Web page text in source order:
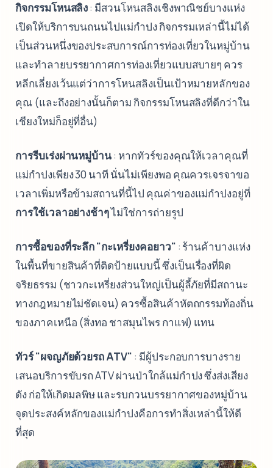
กิจกรรมโหนสลิง: มีสวนโหนสลิงเชิงพาณิชย์บางแห่ง
เปิดให้บริการบนถนนไปแม่กำปง กิจกรรมเหล่านี้ไม่ได้
เป็นส่วนหนึ่งของประสบการณ์การท่องเที่ยวในหมู่บ้าน
และทำลายบรรยากาศการท่องเที่ยวแบบสบายๆ ควร
หลีกเลี่ยงเว้นแต่ว่าการโหนสลิงเป็นเป้าหมายหลักของ
คุณ (และถึงอย่างนั้นก็ตาม กิจกรรมโหนสลิงที่ดีกว่าใน
เชียงใหม่ก็อยู่ที่อื่น)
การรีบเร่งผ่านหมู่บ้าน: หากทัวร์ของคุณให้เวลาคุณที่
แม่กำปงเพียง 30 นาที นั่นไม่เพียงพอ คุณควรเจรจาขอ
เวลาเพิ่มหรือข้ามสถานที่นี้ไป คุณค่าของแม่กำปงอยู่ที่
การใช้เวลาอย่างช้าๆไม่ใช่การถ่ายรูป
การซื้อของที่ระลึก "กะเหรี่ยงคอยาว" : ร้านค้าบางแห่ง
ในพื้นที่ขายสินค้าที่ติดป้ายแบบนี้ ซึ่งเป็นเรื่องที่ผิด
จริยธรรม (ชาวกะเหรี่ยงส่วนใหญ่เป็นผู้ลี้ภัยที่มีสถานะ
ทางกฎหมายไม่ชัดเจน) ควรซื้อสินค้าหัตถกรรมท้องถิ่น
ของภาคเหนือ (สิ่งทอ ชาสมุนไพร กาแฟ) แทน
ทัวร์ "ผจญภัยด้วยรถ ATV" : มีผู้ประกอบการบางราย
เสนอบริการขับรถ ATV ผ่านป่าใกล้แม่กำปง ซึ่งส่งเสียง
ดัง ก่อให้เกิดมลพิษ และรบกวนบรรยากาศของหมู่บ้าน
จุดประสงค์หลักของแม่กำปงคือการทำสิ่งเหล่านี้ให้ดี
ที่สุด